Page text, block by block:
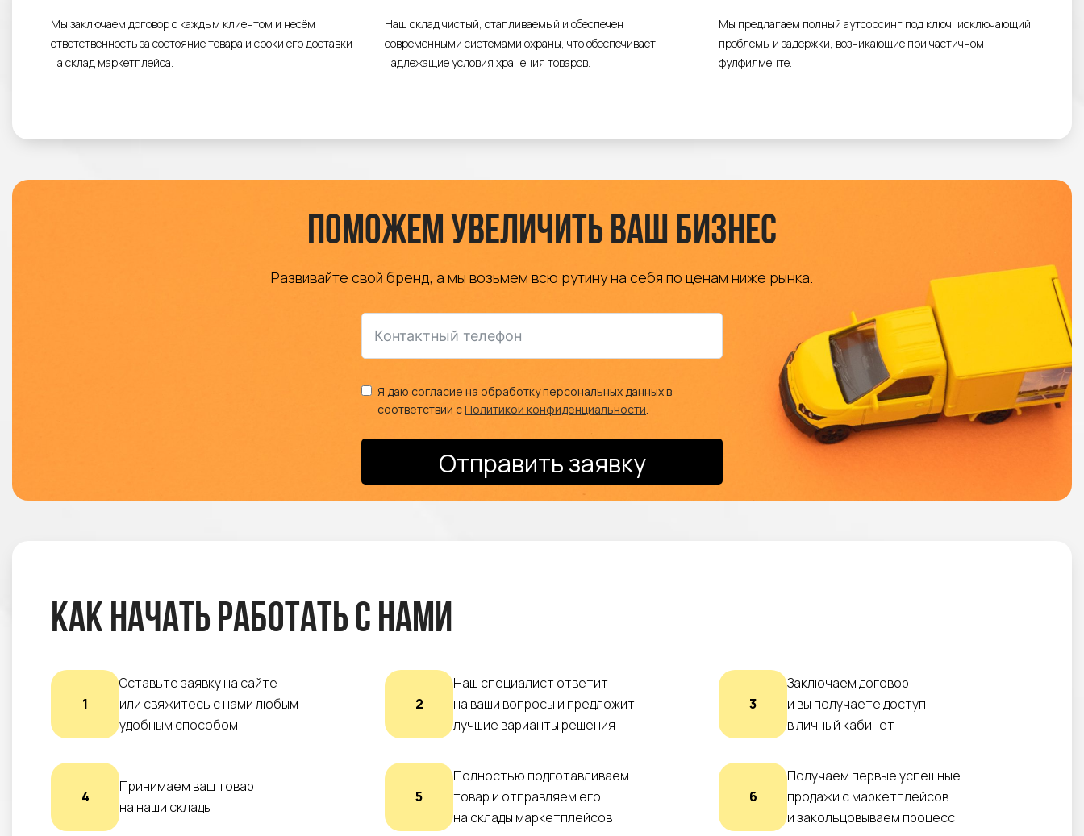
Мы заключаем договор с каждым клиентом и несём
ответственность за состояние товара и сроки его доставки
на склад маркетплейса.
Наш склад чистый, отапливаемый и обеспечен
современными системами охраны, что обеспечивает
надлежащие условия хранения товаров.
Мы предлагаем полный аутсорсинг под ключ, исключающий
проблемы и задержки, возникающие при частичном
фулфилменте.
Поможем увеличить ваш бизнес
Развивайте свой бренд, а мы возьмем всю рутину на себя по ценам ниже рынка.
Я даю согласие на обработку персональных данных в
соответствии сПолитикой конфиденциальности
Отправить заявку
Как начать работать с нами
1
Оставьте заявку на сайте
или свяжитесь с нами любым
удобным способом
2
Наш специалист ответит
на ваши вопросы и предложит
лучшие варианты решения
3
Заключаем договор
и вы получаете доступ
в личный кабинет
4
Принимаем ваш товар
на наши склады
5
Полностью подготавливаем
товар и отправляем его
на склады маркетплейсов
6
Получаем первые успешные
продажи с маркетплейсов
и закольцовываем процесс